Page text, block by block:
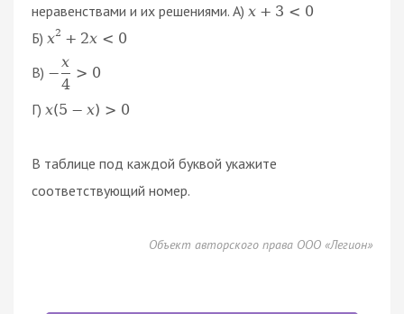
неравенствами и их решениями. А) x + 3 < 0
Б) x2 + 2x < 0
В) −
x
4
> 0
Г) x(5 − x) > 0
В таблице под каждой буквой укажите
соответствующий номер.
Объект авторского права ООО «Легион»